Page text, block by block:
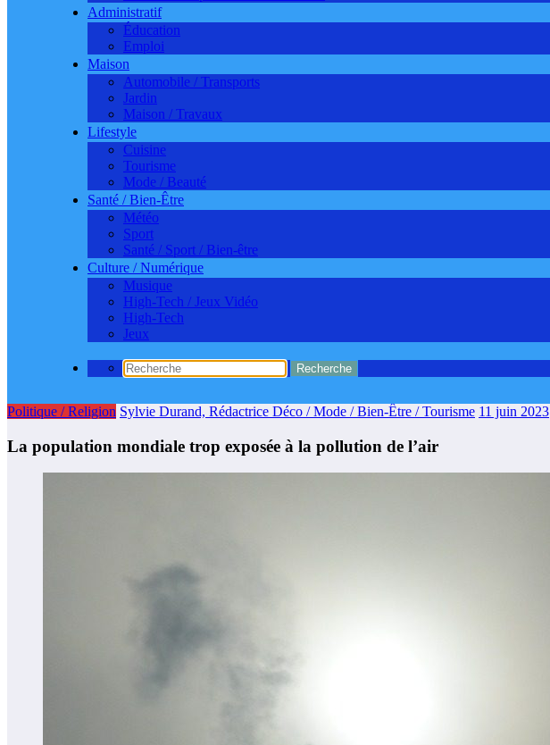
Administratif
Éducation
Emploi
Maison
Automobile / Transports
Jardin
Maison / Travaux
Lifestyle
Cuisine
Tourisme
Mode / Beauté
Santé / Bien-Être
Météo
Sport
Santé / Sport / Bien-être
Culture / Numérique
Musique
High-Tech / Jeux Vidéo
High-Tech
Jeux
Politique / Religion Sylvie Durand, Rédactrice Déco / Mode / Bien-Être / Tourisme 11 juin 2023
La population mondiale trop exposée à la pollution de l’air